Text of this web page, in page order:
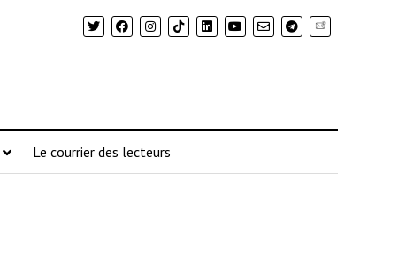
Newsletter
Le courrier des lecteurs